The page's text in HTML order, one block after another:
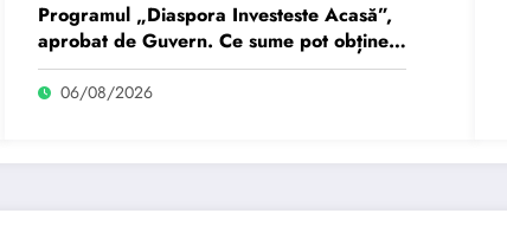
Programul „Diaspora Investeste Acasă”,
aprobat de Guvern. Ce sume pot obține
românii care se întorc…
06/08/2026